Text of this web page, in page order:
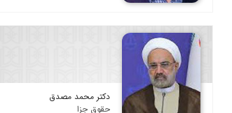
دکتر محمد مصدق
حقوق جزا